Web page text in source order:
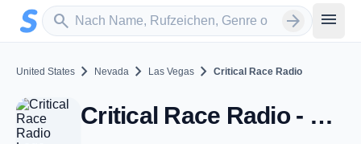
Zum Hauptinhalt springen
search
Sender suchen arrow_forward menu
United States chevron_right Nevada chevron_right Las Vegas chevron_right Critical Race Radio
Critical Race Radio - Las Vegas, NV